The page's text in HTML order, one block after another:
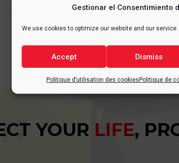
Gestionar el Consentimiento
We use cookies to optimize our website and our service.
Accept Dismiss
Politique d’utilisation des cookies Politique de
YOUR LIFE,